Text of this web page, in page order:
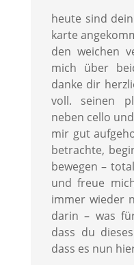
heute sind
karte
den weichen
mich über
danke dir
voll. seinen
neben cello
mir gut
betrachte,
bewegen –
und freue
immer wieder
darin – was
dass du
dass es nun